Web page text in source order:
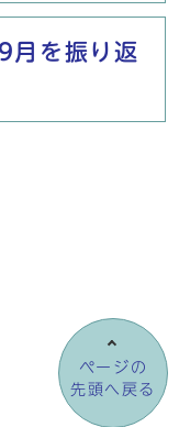
を振り返
ページの
先頭へ戻る